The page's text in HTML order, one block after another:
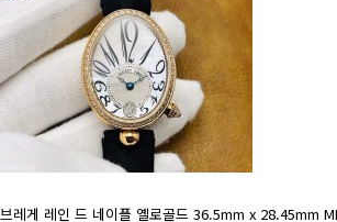
브레게 레인 드 네이플 옐로골드 36.5mm x 28.45mm